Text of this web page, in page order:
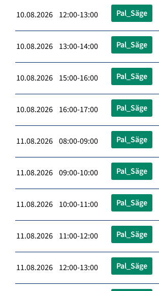
10.08.2026 12:00-13:00 Pal_Säge
10.08.2026 13:00-14:00 Pal_Säge
10.08.2026 15:00-16:00 Pal_Säge
10.08.2026 16:00-17:00 Pal_Säge
11.08.2026 08:00-09:00 Pal_Säge
11.08.2026 09:00-10:00 Pal_Säge
11.08.2026 10:00-11:00 Pal_Säge
11.08.2026 11:00-12:00 Pal_Säge
11.08.2026 12:00-13:00 Pal_Säge